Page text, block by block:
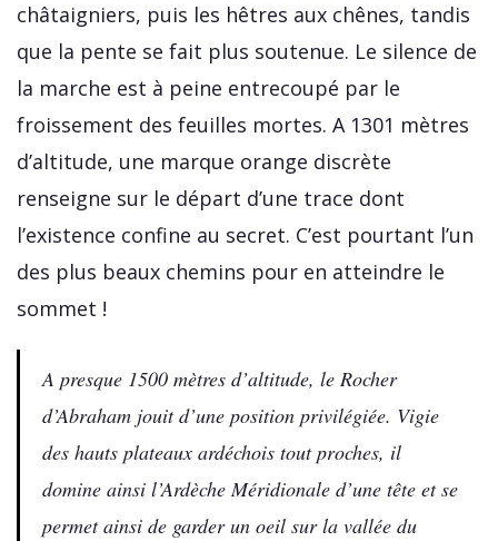
châtaigniers, puis les hêtres aux chênes, tandis
que la pente se fait plus soutenue. Le silence de
la marche est à peine entrecoupé par le
froissement des feuilles mortes. A 1301 mètres
d’altitude, une marque orange discrète
renseigne sur le départ d’une trace dont
l’existence confine au secret. C’est pourtant l’un
des plus beaux chemins pour en atteindre le
sommet !
A presque 1500 mètres d’altitude, le Rocher
d’Abraham jouit d’une position privilégiée. Vigie
des hauts plateaux ardéchois tout proches, il
domine ainsi l’Ardèche Méridionale d’une tête et se
permet ainsi de garder un oeil sur la vallée du